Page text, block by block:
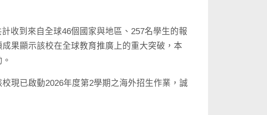
收到來自全球46個國家與地區、257名學生的報
果顯示該校在全球教育推廣上的重大突破，本
現已啟動2026年度第2學期之海外招生作業，誠